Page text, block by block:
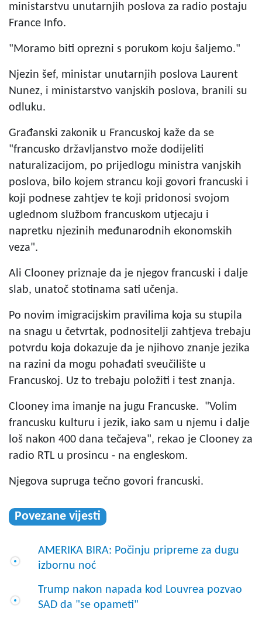
ministarstvu unutarnjih poslova za radio postaju
France Info.
"Moramo biti oprezni s porukom koju šaljemo."
Njezin šef, ministar unutarnjih poslova Laurent
Nunez, i ministarstvo vanjskih poslova, branili su
odluku.
Građanski zakonik u Francuskoj kaže da se
"francusko državljanstvo može dodijeliti
naturalizacijom, po prijedlogu ministra vanjskih
poslova, bilo kojem strancu koji govori francuski i
koji podnese zahtjev te koji pridonosi svojom
uglednom službom francuskom utjecaju i
napretku njezinih međunarodnih ekonomskih
veza".
Ali Clooney priznaje da je njegov francuski i dalje
slab, unatoč stotinama sati učenja.
Po novim imigracijskim pravilima koja su stupila
na snagu u četvrtak, podnositelji zahtjeva trebaju
potvrdu koja dokazuje da je njihovo znanje jezika
na razini da mogu pohađati sveučilište u
Francuskoj. Uz to trebaju položiti i test znanja.
Clooney ima imanje na jugu Francuske. "Volim
francusku kulturu i jezik, iako sam u njemu i dalje
loš nakon 400 dana tečajeva", rekao je Clooney za
radio RTL u prosincu - na engleskom.
Njegova supruga tečno govori francuski.
Povezane vijesti
AMERIKA BIRA: Počinju pripreme za dugu
izbornu noć
Trump nakon napada kod Louvrea pozvao
SAD da "se opameti"